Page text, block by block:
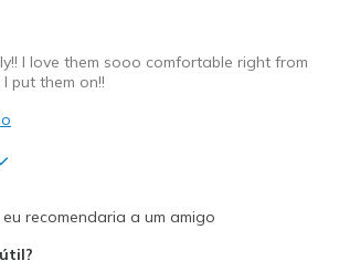
I love them sooo comfortable right from
put them on!!
eu recomendaria a um amigo